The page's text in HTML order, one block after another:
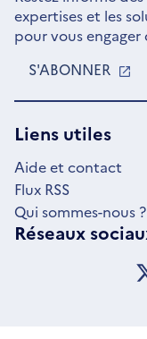
expertises et les
pour vous
S'ABONNER
Liens utiles
Aide et contact
Flux RSS
Qui sommes-nous ?
Réseaux